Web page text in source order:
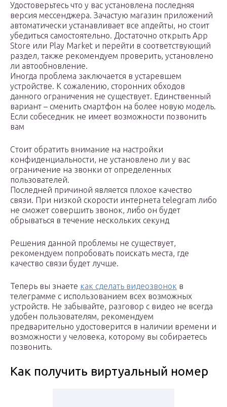
Удостоверьтесь что у вас установлена последняя
версия мессенджера. Зачастую магазин приложений
автоматически устанавливает все апдейты, но стоит
убедиться самостоятельно. Достаточно открыть App
Store или Play Market и перейти в соответствующий
раздел, также рекомендуем проверить, установлено
ли автообновление.
Иногда проблема заключается в устаревшем
устройстве. К сожалению, сторонних обходов
данного ограничения не существует. Единственный
вариант – сменить смартфон на более новую модель.
Если собеседник не имеет возможности позвонить
вам
Стоит обратить внимание на настройки
конфиденциальности, не установлено ли у вас
ограничение на звонки от определенных
пользователей.
Последней причиной является плохое качество
связи. При низкой скорости интернета telegram либо
не сможет совершить звонок, либо он будет
обрываться в течение нескольких секунд
Решения данной проблемы не существует,
рекомендуем попробовать поискать места, где
качество связи будет лучше.
Теперь вы знаете как сделать видеозвонок в
телеграмме с использованием всех возможных
устройств. Не забывайте, разговор с видео не всегда
удобен пользователям, рекомендуем
предварительно удостоверится в наличии времени и
возможности у человека, которому вы собираетесь
позвонить.
Как получить виртуальный номер